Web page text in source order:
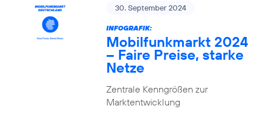
30. September 2024
INFOGRAFIK:
Mobilfunkmarkt 2024
– Faire Preise, starke
Netze
Zentrale Kenngrößen zur
Marktentwicklung